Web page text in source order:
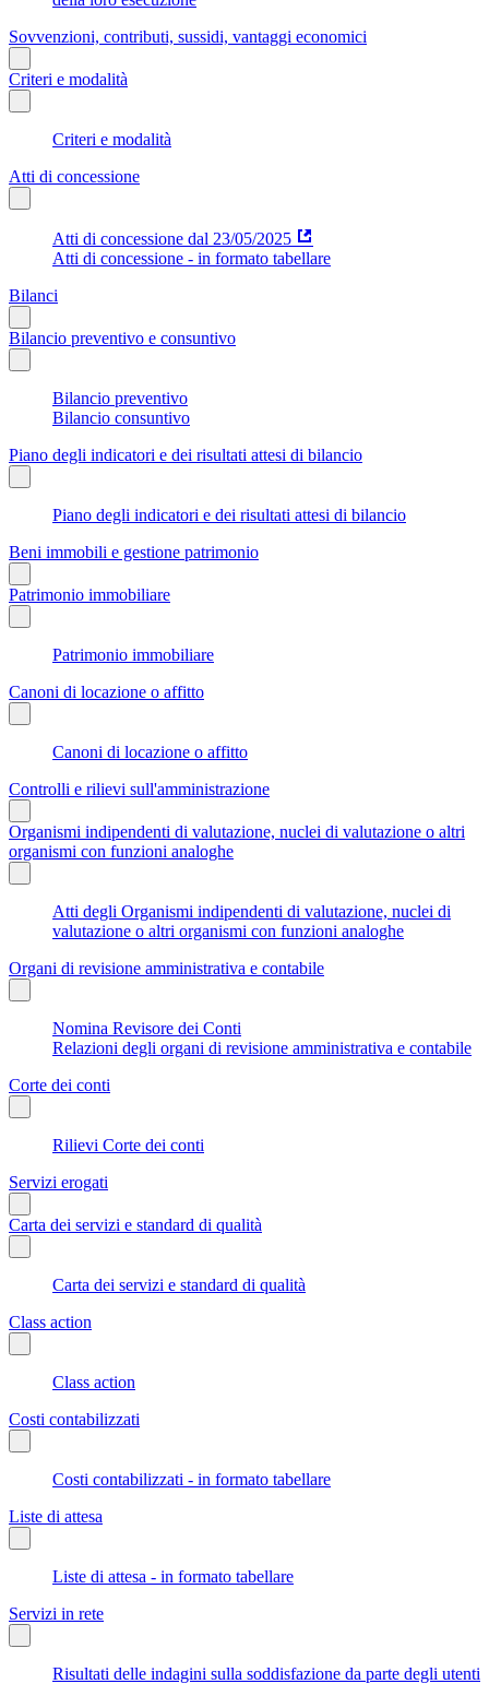
Sovvenzioni, contributi, sussidi, vantaggi economici
Criteri e modalità
Criteri e modalità
Atti di concessione
Atti di concessione dal 23/05/2025
Atti di concessione - in formato tabellare
Bilanci
Bilancio preventivo e consuntivo
Bilancio preventivo
Bilancio consuntivo
Piano degli indicatori e dei risultati attesi di bilancio
Piano degli indicatori e dei risultati attesi di bilancio
Beni immobili e gestione patrimonio
Patrimonio immobiliare
Patrimonio immobiliare
Canoni di locazione o affitto
Canoni di locazione o affitto
Controlli e rilievi sull'amministrazione
Organismi indipendenti di valutazione, nuclei di valutazione o altri
organismi con funzioni analoghe
Atti degli Organismi indipendenti di valutazione, nuclei di
valutazione o altri organismi con funzioni analoghe
Organi di revisione amministrativa e contabile
Nomina Revisore dei Conti
Relazioni degli organi di revisione amministrativa e contabile
Corte dei conti
Rilievi Corte dei conti
Servizi erogati
Carta dei servizi e standard di qualità
Carta dei servizi e standard di qualità
Class action
Class action
Costi contabilizzati
Costi contabilizzati - in formato tabellare
Liste di attesa
Liste di attesa - in formato tabellare
Servizi in rete
Risultati delle indagini sulla soddisfazione da parte degli utenti